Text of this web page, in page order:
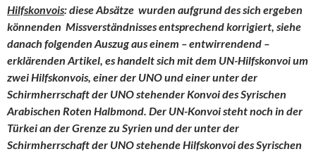
Hilfskonvois: diese Absätze wurden aufgrund des sich ergeben
könnenden Missverständnisses entsprechend korrigiert, siehe
danach folgenden Auszug aus einem – entwirrendend –
erklärenden Artikel, es handelt sich mit dem UN-Hilfskonvoi um
zwei Hilfskonvois, einer der UNO und einer unter der
Schirmherrschaft der UNO stehender Konvoi des Syrischen
Arabischen Roten Halbmond. Der UN-Konvoi steht noch in der
Türkei an der Grenze zu Syrien und der unter der
Schirmherrschaft der UNO stehende Hilfskonvoi des Syrischen